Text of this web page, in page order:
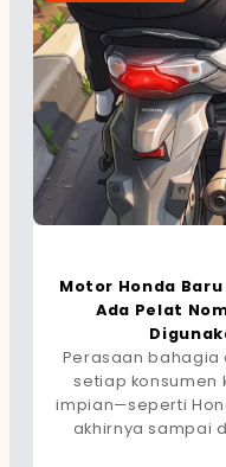
Motor Honda
Ada Pelat
Perasaan bahagia
setiap konsumen
impian—seperti
akhirnya sampai